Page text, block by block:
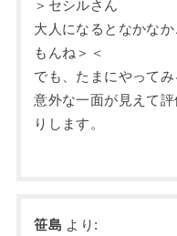
＞セシルさん
大人になるとなかな
もんね＞＜
でも、たまにやって
意外な一面が見えて
りします。
笹島 より: